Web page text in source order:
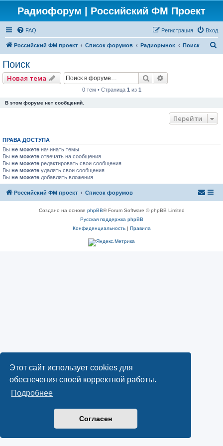
Этот сайт использует cookies для
обеспечения своей корректной работы.
Подробнее
Согласен
Радиофорум | Российский ФМ Проект
FAQ Вход
Регистрация
Российский ФМ проект Список форумов Радиорынок Поиск
Поиск
Новая тема Поиск
0 тем • Страница 1 из 1
В этом форуме нет сообщений.
Перейти
ПРАВА ДОСТУПА
Вы не можете начинать темы
Вы не можете отвечать на сообщения
Вы не можете редактировать свои сообщения
Вы не можете удалять свои сообщения
Вы не можете добавлять вложения
Российский ФМ проект Список форумов
Создано на основе phpBB® Forum Software © phpBB Limited
Русская поддержка phpBB
Конфиденциальность| Правила